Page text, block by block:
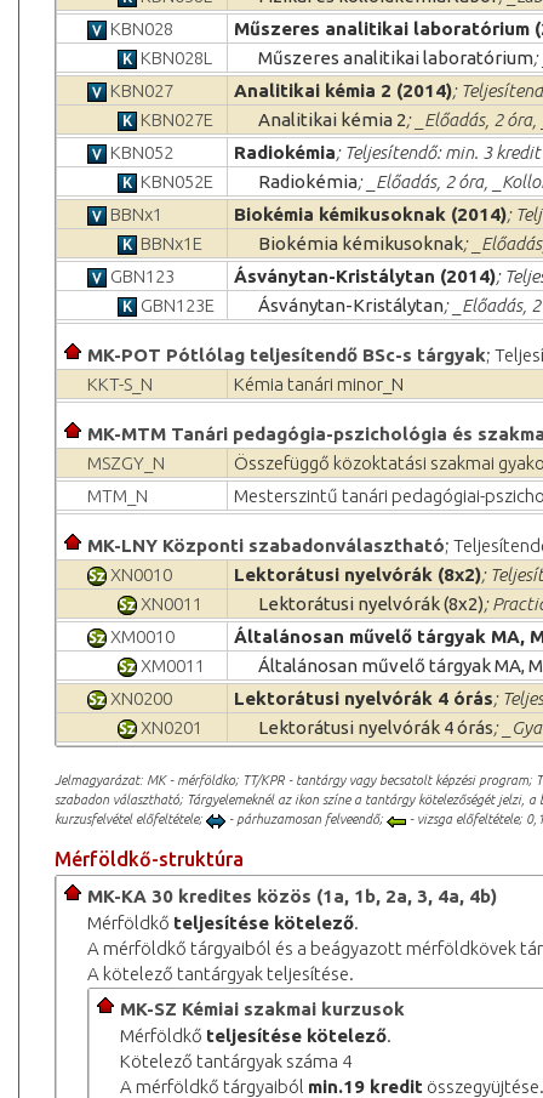
KBN028
Műszeres analitikai laboratórium
KBN028L
Műszeres analitikai laboratórium;
KBN027
Analitikai kémia 2 (2014);
KBN027E
Analitikai kémia 2; _Előadás, 2
KBN052
Radiokémia; Teljesítendő: min. 3 kredit
KBN052E
Radiokémia; _Előadás, 2 óra,
BBNx1
Biokémia kémikusoknak (2014);
BBNx1E
Biokémia kémikusoknak;
GBN123
Ásványtan-Kristálytan (2014);
GBN123E
Ásványtan-Kristálytan; _Előadás,
MK-POT Pótlólag teljesítendő BSc-s tárgyak;
KKT-S_N
Kémia tanári minor_N
MK-MTM Tanári pedagógia-pszichológia és
MSZGY_N
Összefüggő közoktatási szakmai
MTM_N
Mesterszintű tanári pedagógiai-
MK-LNY Központi szabadonválasztható;
XN0010
Lektorátusi nyelvórák (8x2);
XN0011
Lektorátusi nyelvórák (8x2);
XM0010
Általánosan művelő tárgyak MA,
XM0011
Általánosan művelő tárgyak MA,
XN0200
Lektorátusi nyelvórák 4 órás;
XN0201
Lektorátusi nyelvórák 4 órás;
Jelmagyarázat: MK - mérföldko; TT/KPR - tantárgy vagy becsatolt képzési program;
szabadon választható; Tárgyelemeknél az ikon színe a tantárgy kötelezőségét jelzi,
kurzusfelvétel előfeltétele;
- párhuzamosan felveendő; - vizsga előfeltétele;
Mérföldkő-struktúra
MK-KA 30 kredites közös (1a, 1b, 2a, 3, 4a, 4b)
Mérföldkő teljesítése kötelező.
A mérföldkő tárgyaiból és a beágyazott mérföldkövek
A kötelező tantárgyak teljesítése.
MK-SZ Kémiai szakmai kurzusok
Mérföldkő teljesítése kötelező.
Kötelező tantárgyak száma 4
A mérföldkő tárgyaiból min.19 kredit összegyüjtése.